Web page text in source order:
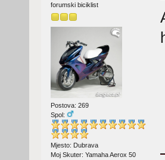
forumski biciklist
Postova: 269
Spol:
Mjesto: Dubrava
Moj Skuter: Yamaha Aerox 50